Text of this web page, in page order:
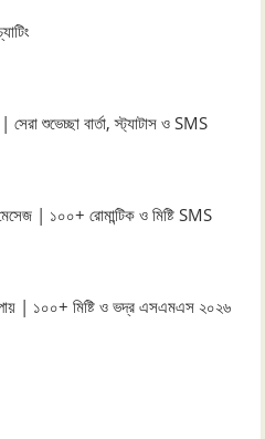
সেরা শুভেচ্ছা বার্তা, স্ট্যাটাস ও SMS
মেসেজ | ১০০+ রোমান্টিক ও মিষ্টি SMS
| ১০০+ মিষ্টি ও ভদ্র এসএমএস ২০২৬